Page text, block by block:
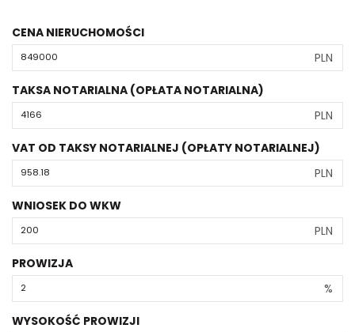
CENA NIERUCHOMOŚCI
PLN
TAKSA NOTARIALNA (OPŁATA NOTARIALNA)
PLN
VAT OD TAKSY NOTARIALNEJ (OPŁATY NOTARIALNEJ)
PLN
WNIOSEK DO WKW
PLN
PROWIZJA
%
WYSOKOŚĆ PROWIZJI